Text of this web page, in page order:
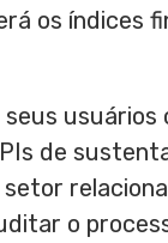
os índices
usuários
de
o